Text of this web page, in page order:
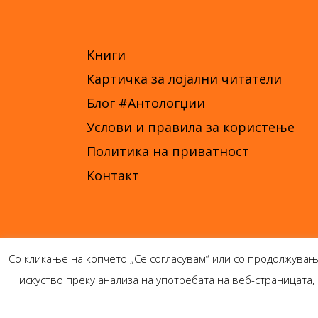
Книги
Картичка за лојални читатели
Блог #Антологџии
Услови и правила за користење
Политика на приватност
Контакт
Со кликање на копчето „Се согласувам“ или со
искуство преку анализа на употребата на веб-